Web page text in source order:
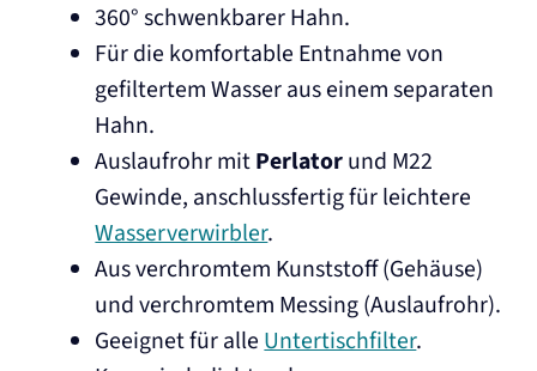
360° schwenkbarer Hahn.
Für die komfortable Entnahme von
gefiltertem Wasser aus einem separaten
Hahn.
Auslaufrohr mitPerlatorund M22
Gewinde, anschlussfertig für leichtere
Wasserverwirbler.
Aus verchromtem Kunststoff (Gehäuse)
und verchromtem Messing (Auslaufrohr).
Geeignet für alleUntertischfilter.